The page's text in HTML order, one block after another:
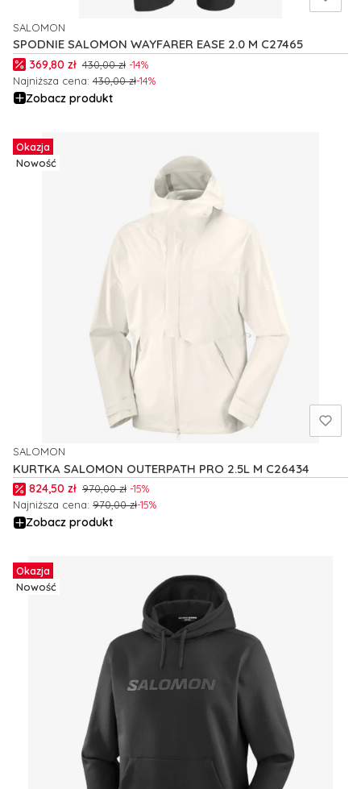
SPODNIE SALOMON WAYFARER EASE 2.0 M C27465
PRODUCENT
SALOMON
Cena promocyjna
369,80 zł 430,00 zł -14%
Najniższa cena: 430,00 zł-14%
Zobacz produkt
Okazja
Nowość
KURTKA SALOMON OUTERPATH PRO 2.5L M C26434
PRODUCENT
SALOMON
Cena promocyjna
824,50 zł 970,00 zł -15%
Najniższa cena: 970,00 zł-15%
Zobacz produkt
Okazja
Nowość